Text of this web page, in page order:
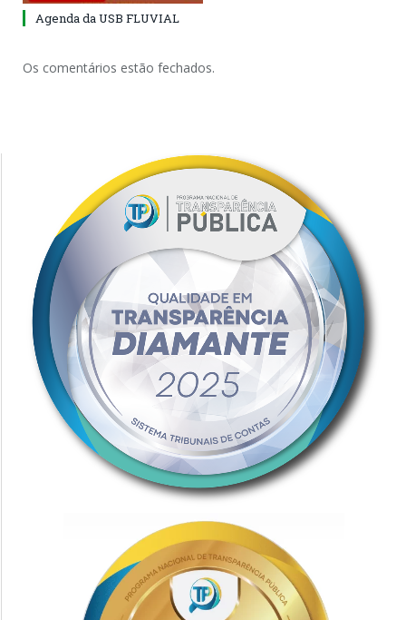
Agenda da USB FLUVIAL
Os comentários estão fechados.